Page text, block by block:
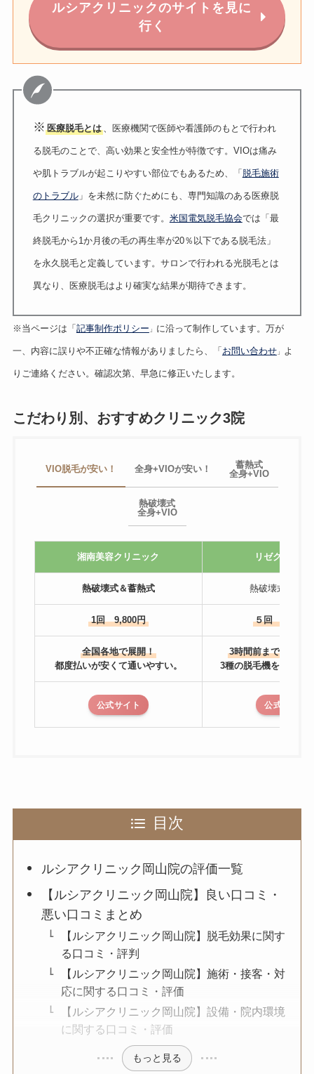
ルシアクリニックのサイトを見に
行く
※ 医療脱毛とは、医療機関で医師や看護師のもとで行われ
る脱毛のことで、高い効果と安全性が特徴です。VIOは痛み
や肌トラブルが起こりやすい部位でもあるため、「 脱毛施術
のトラブル」を未然に防ぐためにも、専門知識のある医療脱
毛クリニックの選択が重要です。 米国電気脱毛協会では「最
終脱毛から1か月後の毛の再生率が20％以下である脱毛法」
を永久脱毛と定義しています。サロンで行われる光脱毛とは
異なり、医療脱毛はより確実な結果が期待できます。
※当ページは「 記事制作ポリシー 」 に沿って制作しています。万が
一、内容に誤りや不正確な情報がありましたら、「 お問い合わせ」 よ
りご連絡ください。確認次第、早急に修正いたします。
こだわり別、おすすめクリニック3院
VIO脱毛が安い！ 全身+VIOが安い！
蓄熱式
全身+VIO
熱破壊式
全身+VIO
湘南美容クリニック リゼクリニッ
熱破壊式＆蓄熱式 熱破壊式＆蓄
1回 9,800円 ５回 81,600
全国各地で展開！
都度払いが安くて通いやすい。
3時間前までキャン
3種の脱毛機を使い分
公式サイト 公式サイト
目次
ルシアクリニック岡山院の評価一覧
【ルシアクリニック岡山院】良い口コミ・
悪い口コミまとめ
【ルシアクリニック岡山院】脱毛効果に関す
る口コミ・評判
【ルシアクリニック岡山院】施術・接客・対
応に関する口コミ・評価
【ルシアクリニック岡山院】設備・院内環境
に関する口コミ・評価
もっと見る